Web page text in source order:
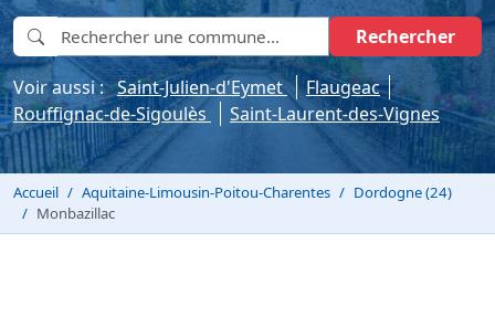
Rechercher
Voir aussi :Saint-Julien-d'Eymet
Flaugeac
Rouffignac-de-Sigoulès
Saint-Laurent-des-Vignes
Accueil Aquitaine-Limousin-Poitou-Charentes
Dordogne (24)
Monbazillac